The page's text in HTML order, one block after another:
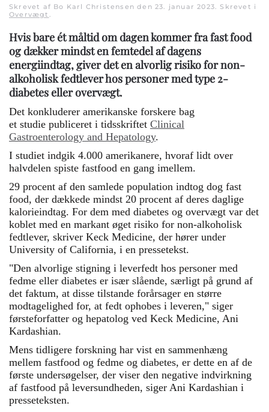
Skrevet af Bo Karl Christensen den 23. januar 2023. Skrevet i
Overvægt .
Hvis bare ét måltid om dagen kommer fra fast food
og dækker mindst en femtedel af dagens
energiindtag, giver det en alvorlig risiko for non-
alkoholisk fedtlever hos personer med type 2-
diabetes eller overvægt.
Det konkluderer amerikanske forskere bag
et studie publiceret i tidsskriftet Clinical
Gastroenterology and Hepatology.
I studiet indgik 4.000 amerikanere, hvoraf lidt over
halvdelen spiste fastfood en gang imellem.
29 procent af den samlede population indtog dog fast
food, der dækkede mindst 20 procent af deres daglige
kalorieindtag. For dem med diabetes og overvægt var det
koblet med en markant øget risiko for non-alkoholisk
fedtlever, skriver Keck Medicine, der hører under
University of California, i en pressetekst.
"Den alvorlige stigning i leverfedt hos personer med
fedme eller diabetes er især slående, særligt på grund af
det faktum, at disse tilstande forårsager en større
modtagelighed for, at fedt ophobes i leveren," siger
førsteforfatter og hepatolog ved Keck Medicine, Ani
Kardashian.
Mens tidligere forskning har vist en sammenhæng
mellem fastfood og fedme og diabetes, er dette en af ​​de
første undersøgelser, der viser den negative indvirkning
af fastfood på leversundheden, siger Ani Kardashian i
presseteksten.